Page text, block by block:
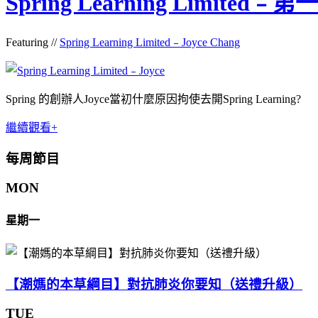
Featuring // Spring Learning Limited﹣Joyce Chang
Spring 的創辦人Joyce當初什麼原因拘使去開Spring Learning?
繼續觀看+
每周節目
MON
星期一
【潮媽的本草綱目】對抗肺炎你要知（送禮升級）
TUE